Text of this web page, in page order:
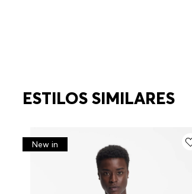
ESTILOS SIMILARES
New in